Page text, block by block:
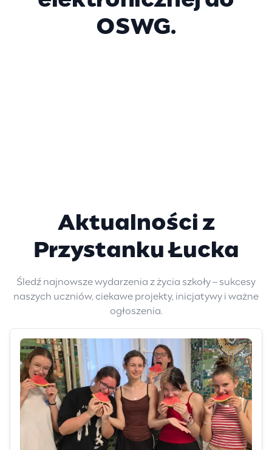
OSWG.
Aktualności z
Przystanku Łucka
Śledź najnowsze wydarzenia z życia szkoły – sukcesy
naszych uczniów, ciekawe projekty, inicjatywy i ważne
ogłoszenia.